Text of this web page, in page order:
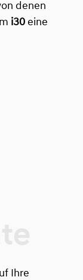
denen
i30 eine
Ihre